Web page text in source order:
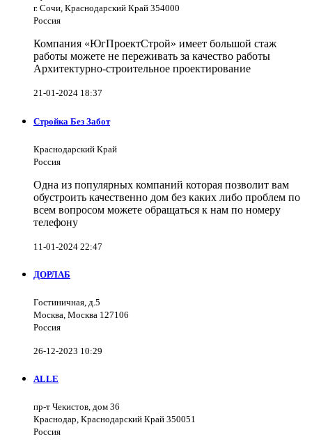
г. Сочи, Краснодарский Край 354000
Россия
Компания «ЮгПроектСтрой» имеет большой стаж
работы можете не переживать за качество работы
Архитектурно-строительное проектирование
21-01-2024 18:37
Стройка Без Забот
Краснодарский Край
Россия
Одна из популярных компаний которая позволит вам
обустроить качественно дом без каких либо проблем по
всем вопросом можете обращаться к нам по номеру
телефону
11-01-2024 22:47
ДОРЛАБ
Гостиничная, д.5
Москва, Москва 127106
Россия
26-12-2023 10:29
ALLE
пр-т Чекистов, дом 36
Краснодар, Краснодарский Край 350051
Россия